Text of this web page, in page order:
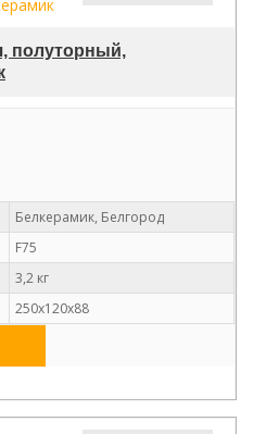
полуторный,
Белкерамик, Белгород
F75
3,2 кг
250х120х88